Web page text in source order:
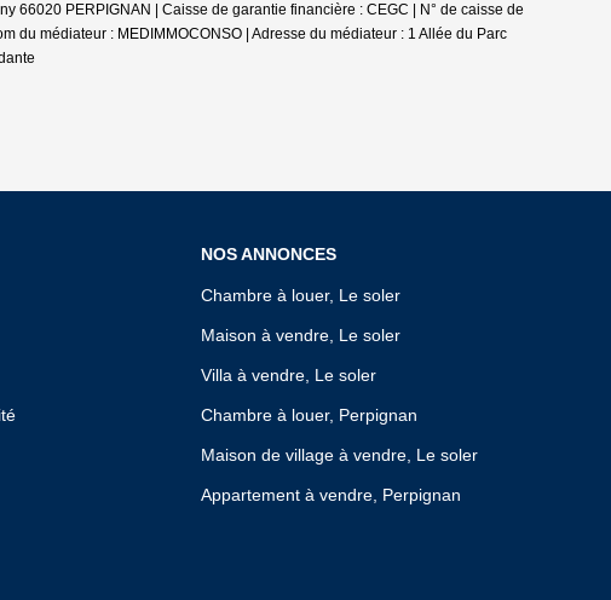
66020 PERPIGNAN | Caisse de garantie financière : CEGC | N° de caisse de
du médiateur : MEDIMMOCONSO | Adresse du médiateur : 1 Allée du Parc
NOS ANNONCES
Chambre à louer, Le soler
Maison à vendre, Le soler
Villa à vendre, Le soler
Chambre à louer, Perpignan
Maison de village à vendre, Le soler
Appartement à vendre, Perpignan